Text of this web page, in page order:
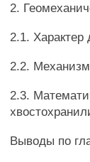
2.
2.1.
2.2.
2.3.
Выводы по